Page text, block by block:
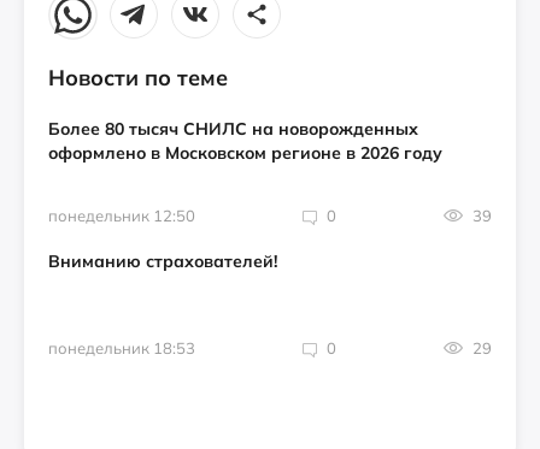
Новости по теме
Более 80 тысяч СНИЛС на новорожденных
оформлено в Московском регионе в 2026 году
понедельник 12:50 0 39
Вниманию страхователей!
понедельник 18:53 0 29